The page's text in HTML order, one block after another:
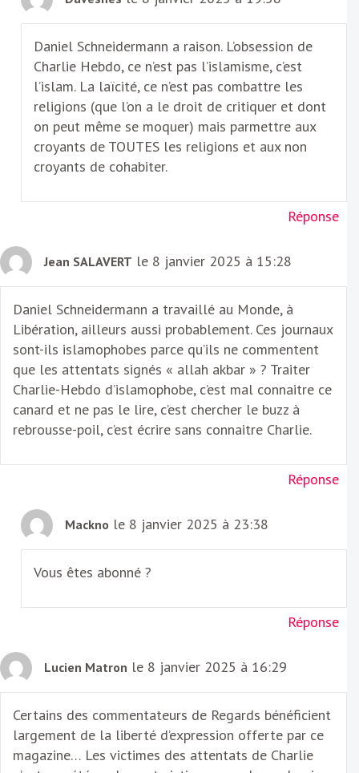
Daniel Schneidermann a raison. L’obsession de
Charlie Hebdo, ce n’est pas l’islamisme, c’est
l’islam. La laïcité, ce n’est pas combattre les
religions (que l’on a le droit de critiquer et dont
on peut même se moquer) mais parmettre aux
croyants de TOUTES les religions et aux non
croyants de cohabiter.
Réponse
Jean SALAVERT le 8 janvier 2025 à 15:28
Daniel Schneidermann a travaillé au Monde, à
Libération, ailleurs aussi probablement. Ces journaux
sont-ils islamophobes parce qu’ils ne commentent
que les attentats signés « allah akbar » ? Traiter
Charlie-Hebdo d’islamophobe, c’est mal connaitre ce
canard et ne pas le lire, c’est chercher le buzz à
rebrousse-poil, c’est écrire sans connaitre Charlie.
Réponse
Mackno le 8 janvier 2025 à 23:38
Vous êtes abonné ?
Réponse
Lucien Matron le 8 janvier 2025 à 16:29
Certains des commentateurs de Regards bénéficient
largement de la liberté d’expression offerte par ce
magazine… Les victimes des attentats de Charlie